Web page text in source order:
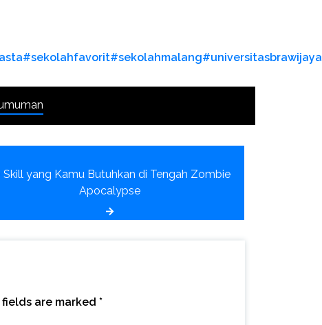
#sekolahfavorit#sekolahmalang#universitasbrawijaya
Skill yang Kamu Butuhkan di Tengah Zombie
Apocalypse
are marked *